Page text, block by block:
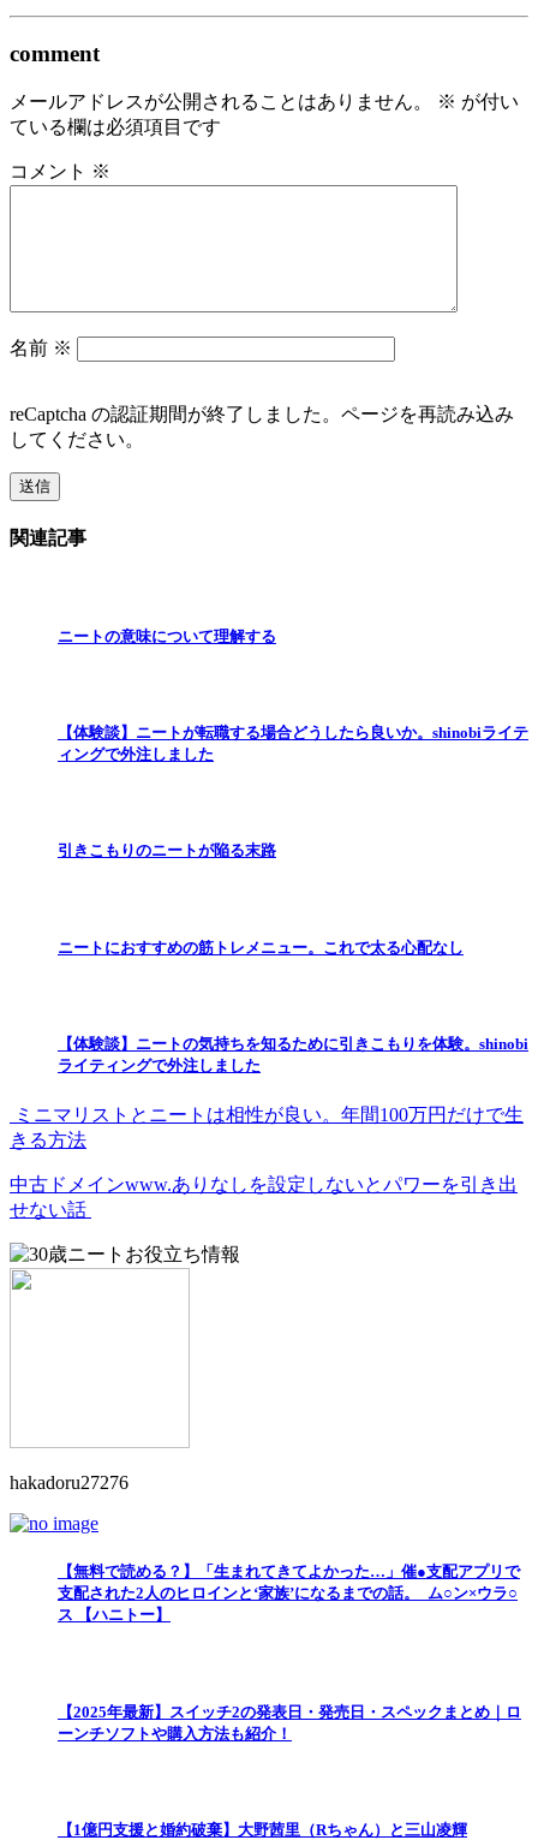
comment
メールアドレスが公開されることはありません。 ※ が付い
ている欄は必須項目です
コメント ※
名前 ※
reCaptcha の認証期間が終了しました。ページを再読み込み
してください。
関連記事
ニートの意味について理解する
【体験談】ニートが転職する場合どうしたら良いか。shinobiライテ
ィングで外注しました
引きこもりのニートが陥る末路
ニートにおすすめの筋トレメニュー。これで太る心配なし
【体験談】ニートの気持ちを知るために引きこもりを体験。shinobi
ライティングで外注しました
ミニマリストとニートは相性が良い。年間100万円だけで生
きる方法
中古ドメインwww.ありなしを設定しないとパワーを引き出
せない話
hakadoru27276
【無料で読める？】「生まれてきてよかった…」催●支配アプリで
支配された2人のヒロインと‘家族’になるまでの話。_ム○ン×ウラ○
ス 【ハニトー】
【2025年最新】スイッチ2の発表日・発売日・スペックまとめ｜ロ
ーンチソフトや購入方法も紹介！
【1億円支援と婚約破棄】大野茜里（Rちゃん）と三山凌輝